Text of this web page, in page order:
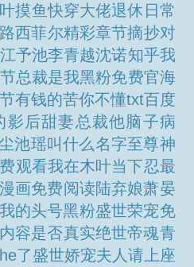
摸鱼快穿大佬退休日常
西菲尔精彩章节摘抄对
江予池李青越沈诺知乎我
总裁是我黑粉免费官海
有钱的苦你不懂txt百度
影后甜妻总裁他脑子病
池瑶叫什么名字至尊神
观看我在木叶当下忍最
画免费阅读陆弃娘萧晏
的头号黑粉盛世荣宠免
容是否真实绝世帝魂青
了盛世娇宠夫人请上座